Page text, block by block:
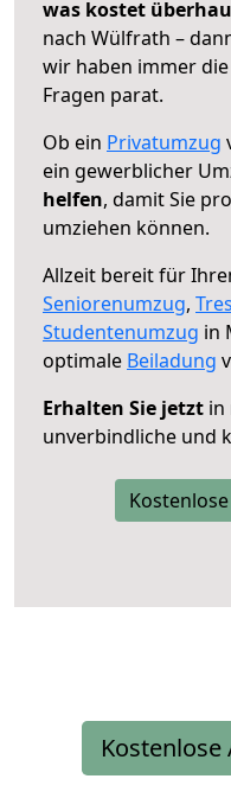
was kostet
nach Wülfrath –
wir haben immer
Fragen parat.
Ob ein Privatumzug
ein gewerblicher
helfen, damit Sie
umziehen können.
Allzeit bereit für
Seniorenumzug,
Studentenumzug in
optimale Beiladung
Erhalten Sie jetzt in
unverbindliche und